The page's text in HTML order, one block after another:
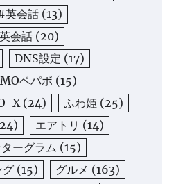
英会話 (13)
会話 (20)
DNS設定 (17)
ペパボ (15)
X(24) ふわ姫 (25)
エアトリ (14)
ーグラム (15)
グ (15) グルメ (163)